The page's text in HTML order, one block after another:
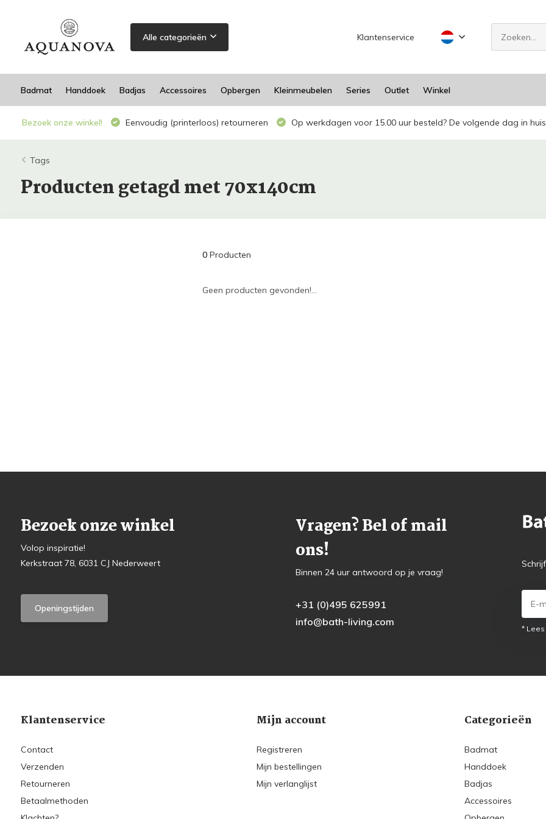
Alle categorieën Klantenservice
Badmat Handdoek Badjas Accessoires Opbergen Kleinmeubelen Series Outlet Winkel
Bezoek onze winkel! Eenvoudig (printerloos) retourneren Op werkdagen voor 15.00 uur besteld? De volgende dag in
Tags
Producten getagd met 70x140cm
0Producten
Geen producten gevonden!...
Bezoek onze winkel
Volop inspiratie!
Kerkstraat 78, 6031 CJ Nederweert
Openingstijden
Vragen? Bel of mail
ons!
Binnen 24 uur antwoord op je vraag!
+31 (0)495 625991
info@bath-living.com
*
Klantenservice
Contact
Verzenden
Retourneren
Betaalmethoden
Mijn account
Registreren
Mijn bestellingen
Mijn verlanglijst
Categorieën
Badmat
Handdoek
Badjas
Accessoires